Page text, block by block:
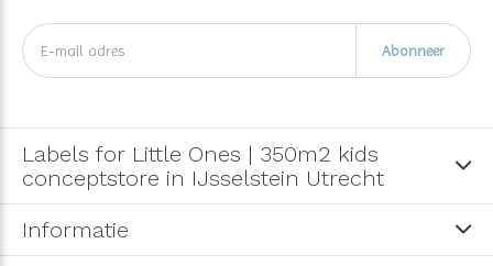
Abonneer
Labels for Little Ones | 350m2 kids
conceptstore in IJsselstein Utrecht
Informatie